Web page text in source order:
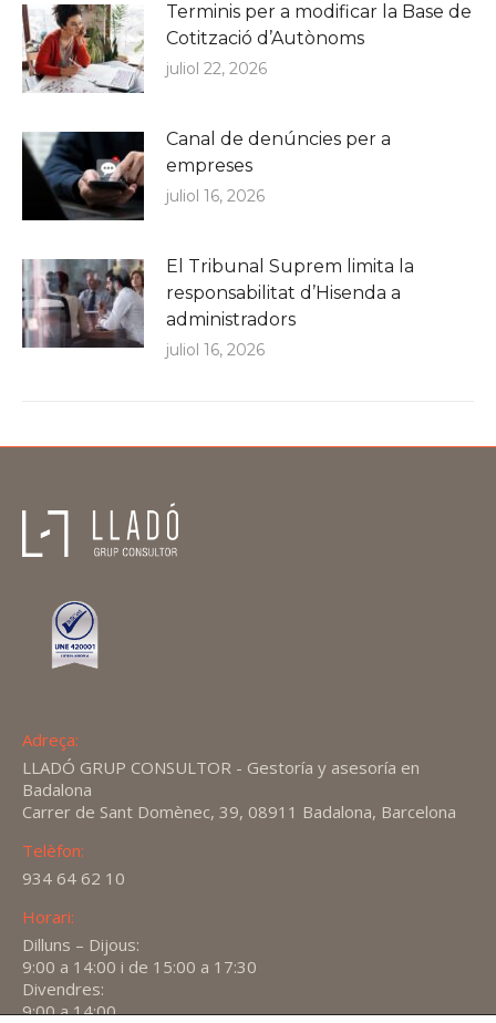
Terminis per a modificar la Base de
Cotització d’Autònoms
juliol 22, 2026
Canal de denúncies per a
empreses
juliol 16, 2026
El Tribunal Suprem limita la
responsabilitat d’Hisenda a
administradors
juliol 16, 2026
Adreça:
LLADÓ GRUP CONSULTOR - Gestoría y asesoría en
Badalona
Carrer de Sant Domènec, 39, 08911 Badalona, Barcelona
Telèfon:
934 64 62 10
Horari:
Dilluns – Dijous:
9:00 a 14:00 i de 15:00 a 17:30
Divendres:
9:00 a 14:00